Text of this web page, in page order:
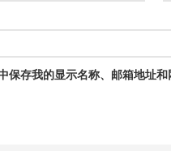
保存我的显示名称、邮箱地址和